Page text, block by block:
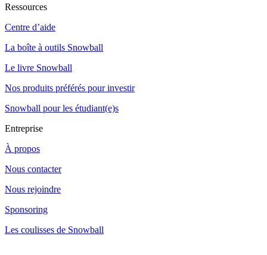
Ressources
Centre d’aide
La boîte à outils Snowball
Le livre Snowball
Nos produits préférés pour investir
Snowball pour les étudiant(e)s
Entreprise
À propos
Nous contacter
Nous rejoindre
Sponsoring
Les coulisses de Snowball